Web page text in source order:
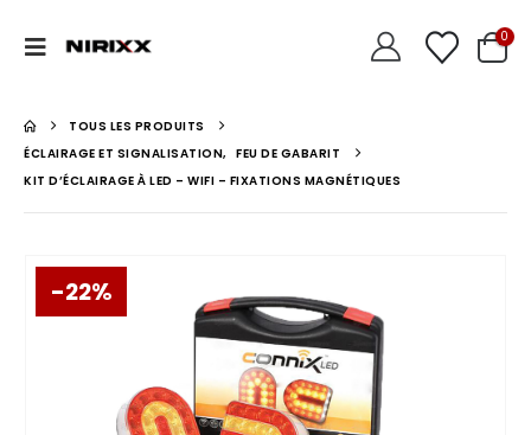
0
TOUS LES PRODUITS
ÉCLAIRAGE ET SIGNALISATION, FEU DE GABARIT
KIT D’ÉCLAIRAGE À LED – WIFI – FIXATIONS MAGNÉTIQUES
-22%